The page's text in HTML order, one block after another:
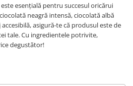
esențială pentru succesul oricărui
neagră intensă, ciocolată albă
asigură-te că produsul este de
tale. Cu ingredientele potrivite,
degustător!